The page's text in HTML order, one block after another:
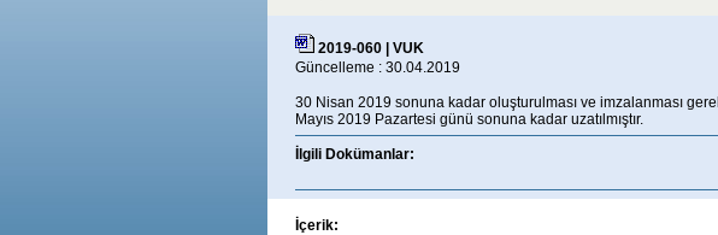
2019-060 | VUK
Güncelleme : 30.04.2019
30 Nisan 2019 sonuna kadar oluşturulması ve imzalanması
Mayıs 2019 Pazartesi günü sonuna kadar uzatılmıştır.
İlgili Dokümanlar:
İçerik: